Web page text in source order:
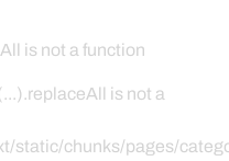
is not a function
is not a
static/chunks/pages/